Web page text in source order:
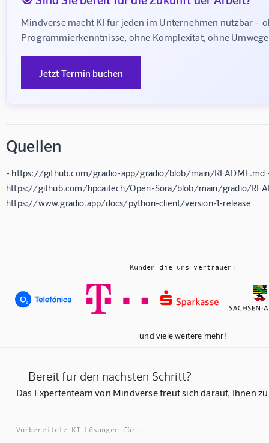
Mindverse macht KI für jeden im Unternehmen nutzbar –
Programmierkenntnisse, ohne Komplexität, ohne
Jetzt Termin buchen
Quellen
- https://github.com/gradio-app/gradio/blob/main/README.md
https://github.com/hpcaitech/Open-Sora/blob/main/gradio/
https://www.gradio.app/docs/python-client/version-1-release
Kunden die uns vertrauen:
und viele weitere mehr!
Bereit für den nächsten Schritt?
Das Expertenteam von Mindverse freut sich darauf, Ihnen
Vorbereitete KI Lösungen für: